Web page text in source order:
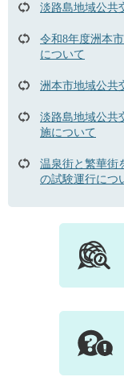
淡路島地域公共
令和8年度洲本
について
洲本市地域公共
淡路島地域公共
施について
温泉街と繁華街
の試験運行につ